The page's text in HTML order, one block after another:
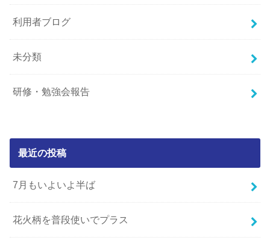
利用者ブログ
未分類
研修・勉強会報告
最近の投稿
7月もいよいよ半ば
花火柄を普段使いでプラス